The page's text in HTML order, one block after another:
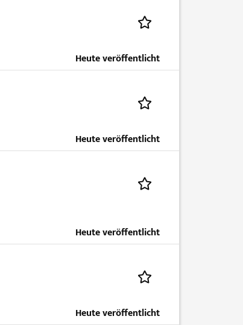
Heute veröffentlicht
Heute veröffentlicht
Heute veröffentlicht
Heute veröffentlicht